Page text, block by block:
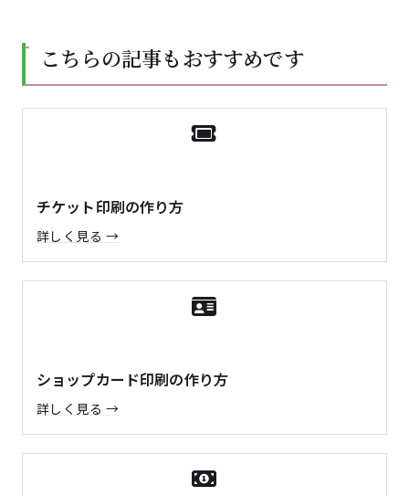
こちらの記事もおすすめです
チケット印刷の作り方
詳しく見る →
ショップカード印刷の作り方
詳しく見る →